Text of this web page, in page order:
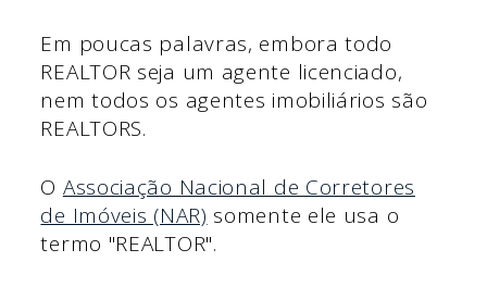
Em poucas palavras, embora todo
REALTOR seja um agente licenciado,
nem todos os agentes imobiliários são
REALTORS.
O Associação Nacional de Corretores
de Imóveis (NAR) somente ele usa o
termo "REALTOR".